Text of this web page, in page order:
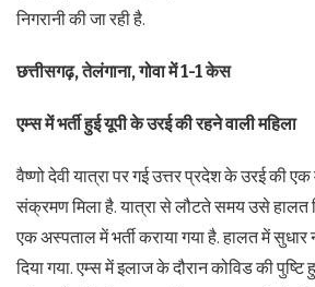
निगरानी की जा रही है.
छत्तीसगढ़, तेलंगाना, गोवा में 1-1 केस
एम्स में भर्ती हुई यूपी के उरई की रहने वाली महिला
वैष्णो देवी यात्रा पर गई उत्तर प्रदेश के उरई की एक
संक्रमण मिला है. यात्रा से लौटते समय उसे हालत
एक अस्पताल में भर्ती कराया गया है. हालत में सुधार
दिया गया. एम्स में इलाज के दौरान कोविड की पुष्टि